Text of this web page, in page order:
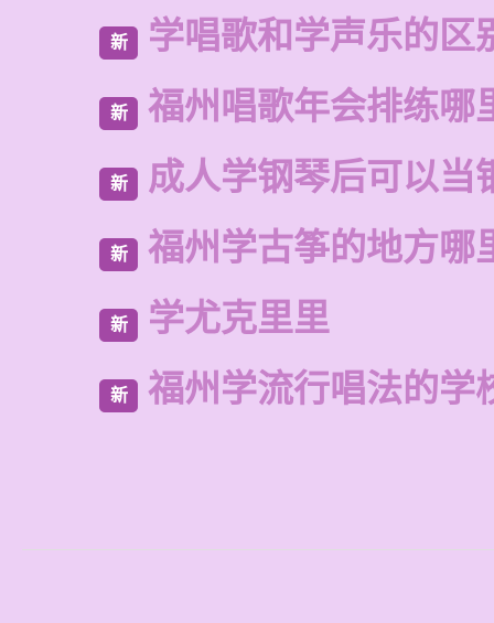
新 学唱歌和学声乐的区
新 福州唱歌年会排练哪
新 成人学钢琴后可以当
新 福州学古筝的地方哪
新 学尤克里里
新 福州学流行唱法的学